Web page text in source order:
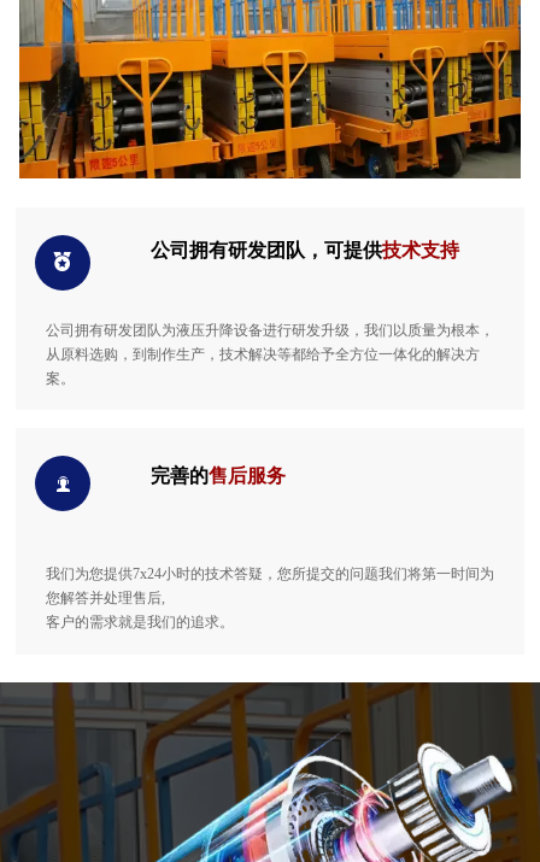

公司拥有研发团队，可提供技术支持
公司拥有研发团队为液压升降设备进行研发升级，我们以质量为根本，
从原料选购，到制作生产，技术解决等都给予全方位一体化的解决方
案。
 完善的售后服务
我们为您提供7x24小时的技术答疑，您所提交的问题我们将第一时间为
您解答并处理售后,
客户的需求就是我们的追求。